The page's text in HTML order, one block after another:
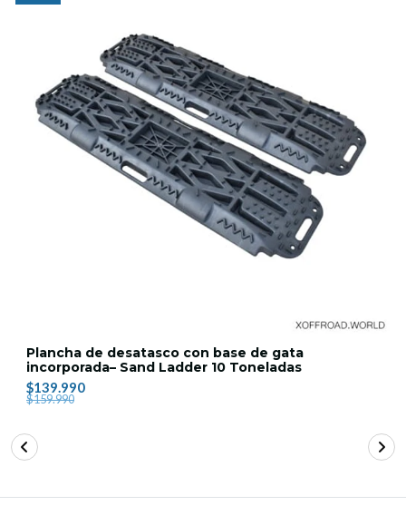
Plancha de desatasco con base de gata
incorporada– Sand Ladder 10 Toneladas
$139.990
$159.990